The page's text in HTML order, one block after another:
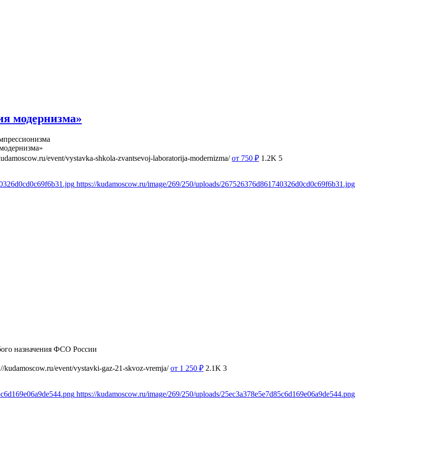
модернизма»
event/vystavka-shkola-zvantsevoj-laboratorija-modernizma/ от 750 ₽ 1.2K 5
https://kudamoscow.ru/image/269/250/uploads/267526376d861740326d0cd0c69f6b31.jpg
назначения ФСО России
kudamoscow.ru/event/vystavki-gaz-21-skvoz-vremja/ от 1 250 ₽ 2.1K 3
https://kudamoscow.ru/image/269/250/uploads/25ec3a378e5e7d85c6d169e06a9de544.png